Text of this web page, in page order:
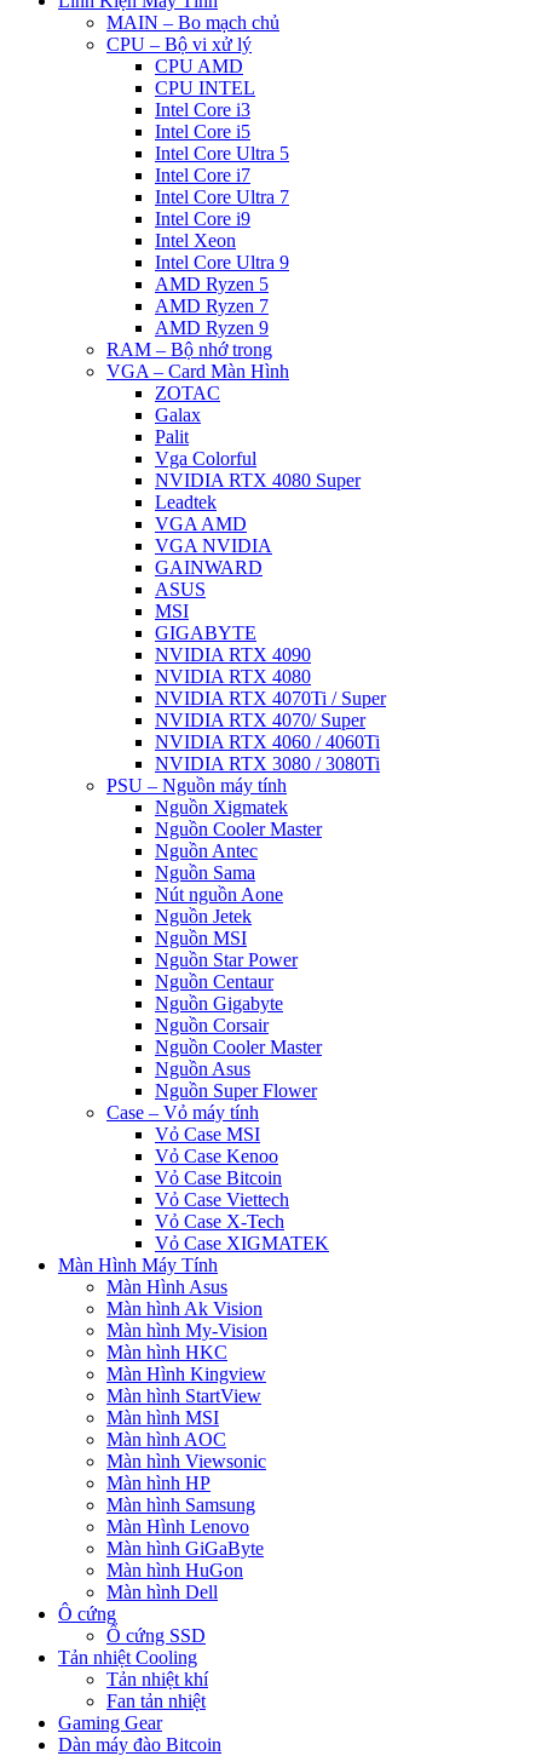
MAIN – Bo mạch chủ
CPU – Bộ vi xử lý
CPU AMD
CPU INTEL
Intel Core i3
Intel Core i5
Intel Core Ultra 5
Intel Core i7
Intel Core Ultra 7
Intel Core i9
Intel Xeon
Intel Core Ultra 9
AMD Ryzen 5
AMD Ryzen 7
AMD Ryzen 9
RAM – Bộ nhớ trong
VGA – Card Màn Hình
ZOTAC
Galax
Palit
Vga Colorful
NVIDIA RTX 4080 Super
Leadtek
VGA AMD
VGA NVIDIA
GAINWARD
ASUS
MSI
GIGABYTE
NVIDIA RTX 4090
NVIDIA RTX 4080
NVIDIA RTX 4070Ti / Super
NVIDIA RTX 4070/ Super
NVIDIA RTX 4060 / 4060Ti
NVIDIA RTX 3080 / 3080Ti
PSU – Nguồn máy tính
Nguồn Xigmatek
Nguồn Cooler Master
Nguồn Antec
Nguồn Sama
Nút nguồn Aone
Nguồn Jetek
Nguồn MSI
Nguồn Star Power
Nguồn Centaur
Nguồn Gigabyte
Nguồn Corsair
Nguồn Cooler Master
Nguồn Asus
Nguồn Super Flower
Case – Vỏ máy tính
Vỏ Case MSI
Vỏ Case Kenoo
Vỏ Case Bitcoin
Vỏ Case Viettech
Vỏ Case X-Tech
Vỏ Case XIGMATEK
Màn Hình Máy Tính
Màn Hình Asus
Màn hình Ak Vision
Màn hình My-Vision
Màn hình HKC
Màn Hình Kingview
Màn hình StartView
Màn hình MSI
Màn hình AOC
Màn hình Viewsonic
Màn hình HP
Màn hình Samsung
Màn Hình Lenovo
Màn hình GiGaByte
Màn hình HuGon
Màn hình Dell
Ô cứng
Ổ cứng SSD
Tản nhiệt Cooling
Tản nhiệt khí
Fan tản nhiệt
Gaming Gear
Dàn máy đào Bitcoin